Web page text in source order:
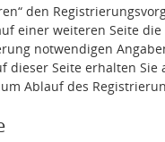
den
einer weiteren Seite
notwendigen
dieser Seite erhalten Sie
Ablauf des